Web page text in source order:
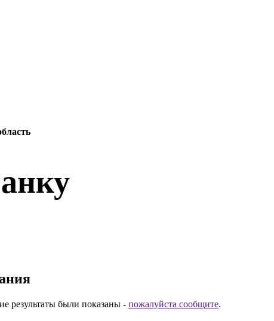
результаты были показаны - пожалуйста сообщите.